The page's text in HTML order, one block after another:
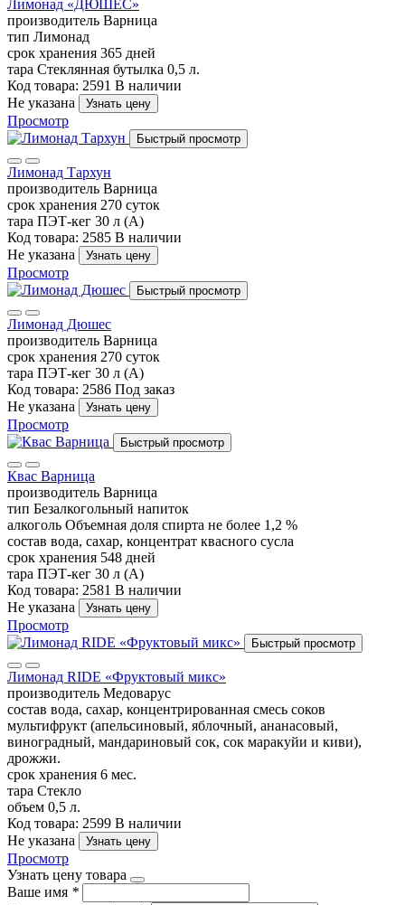
Лимонад «ДЮШЕС»
производитель Варница
тип Лимонад
срок хранения 365 дней
тара Стеклянная бутылка 0,5 л.
Код товара: 2591 В наличии
Не указана
Узнать цену
Просмотр
Быстрый просмотр
Лимонад Тархун
производитель Варница
срок хранения 270 суток
тара ПЭТ-кег 30 л (А)
Код товара: 2585 В наличии
Не указана
Узнать цену
Просмотр
Быстрый просмотр
Лимонад Дюшес
производитель Варница
срок хранения 270 суток
тара ПЭТ-кег 30 л (А)
Код товара: 2586 Под заказ
Не указана
Узнать цену
Просмотр
Быстрый просмотр
Квас Варница
производитель Варница
тип Безалкогольный напиток
алкоголь Объемная доля спирта не более 1,2 %
состав вода, сахар, концентрат квасного сусла
срок хранения 548 дней
тара ПЭТ-кег 30 л (А)
Код товара: 2581 В наличии
Не указана
Узнать цену
Просмотр
Быстрый просмотр
Лимонад RIDE «Фруктовый микс»
производитель Медоварус
состав вода, сахар, концентрированная смесь соков
мультифрукт (апельсиновый, яблочный, ананасовый,
виноградный, мандариновый сок, сок маракуйи и киви),
дрожжи.
срок хранения 6 мес.
тара Стекло
объем 0,5 л.
Код товара: 2599 В наличии
Не указана
Узнать цену
Просмотр
Узнать цену товара
Ваше имя *